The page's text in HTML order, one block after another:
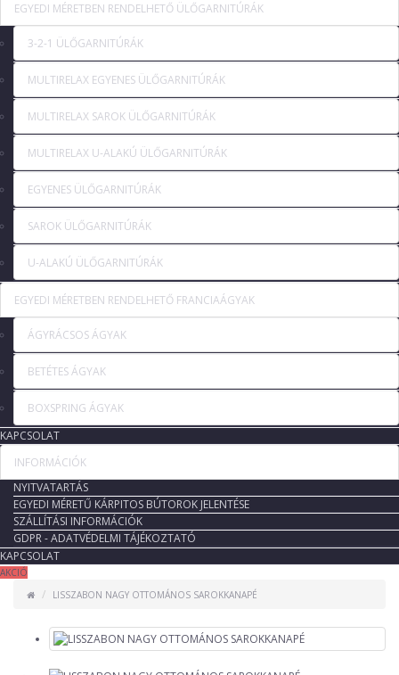
EGYEDI MÉRETBEN RENDELHETŐ ÜLŐGARNITÚRÁK
3-2-1 ÜLŐGARNITÚRÁK
MULTIRELAX EGYENES ÜLŐGARNITÚRÁK
MULTIRELAX SAROK ÜLŐGARNITÚRÁK
MULTIRELAX U-ALAKÚ ÜLŐGARNITÚRÁK
EGYENES ÜLŐGARNITÚRÁK
SAROK ÜLŐGARNITÚRÁK
U-ALAKÚ ÜLŐGARNITÚRÁK
EGYEDI MÉRETBEN RENDELHETŐ FRANCIAÁGYAK
ÁGYRÁCSOS ÁGYAK
BETÉTES ÁGYAK
BOXSPRING ÁGYAK
KAPCSOLAT
INFORMÁCIÓK
NYITVATARTÁS
EGYEDI MÉRETŰ KÁRPITOS BÚTOROK JELENTÉSE
SZÁLLÍTÁSI INFORMÁCIÓK
GDPR - ADATVÉDELMI TÁJÉKOZTATÓ
KAPCSOLAT
AKCIÓ
LISSZABON NAGY OTTOMÁNOS SAROKKANAPÉ